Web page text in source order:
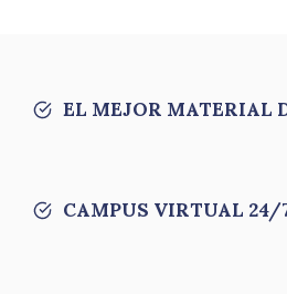
EL MEJOR MATERIAL
CAMPUS VIRTUAL 24/